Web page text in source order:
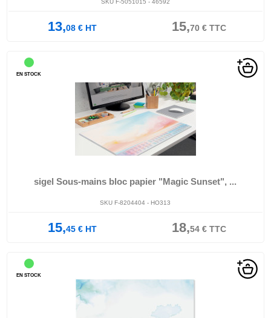
SKU F-5051015 - 46592
13,08€HT 15,70€TTC
sigel Sous-mains bloc papier "Magic Sunset", ...
SKU F-8204404 - HO313
15,45€HT 18,54€TTC
EN STOCK
EN STOCK